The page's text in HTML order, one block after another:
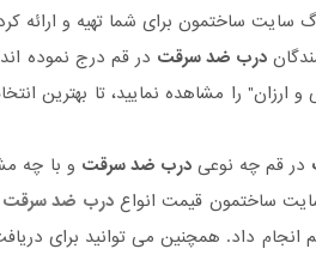
سایت ساختمون برای شما تهیه و ارائه
درب ضد سرقت در قم درج نموده
و ارزان" را مشاهده نمایید، تا بهترین
در قم چه نوعیدرب ضد سرقت و با چه
ساختمون قیمت انواعدرب ضد سرقت
انجام داد. همچنین می توانید برای